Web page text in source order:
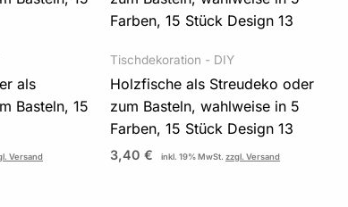
als
Basteln, 15
Versand
Tischdekoration - DIY
Holzfische als Streudeko oder
zum Basteln, wahlweise in 5
Farben, 15 Stück Design 13
3,40 € inkl. 19% MwSt. zzgl. Versand